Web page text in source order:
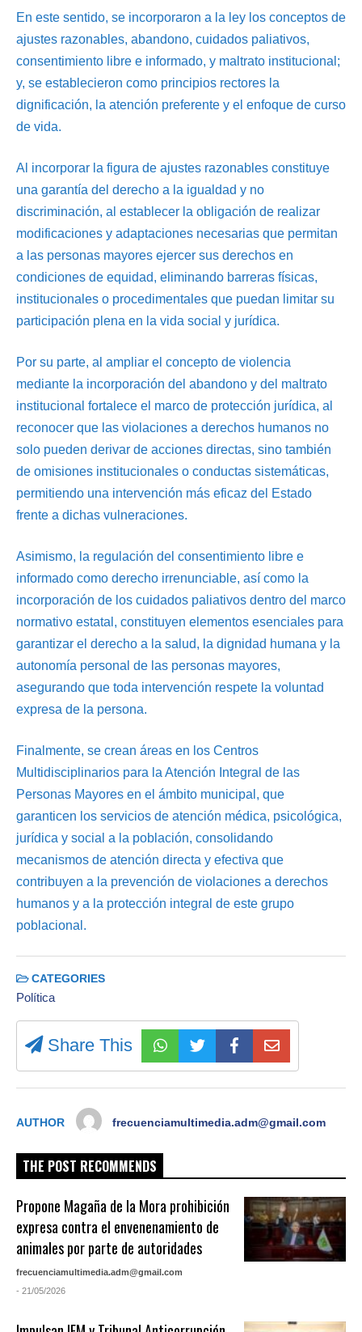
En este sentido, se incorporaron a la ley los conceptos de
ajustes razonables, abandono, cuidados paliativos,
consentimiento libre e informado, y maltrato institucional;
y, se establecieron como principios rectores la
dignificación, la atención preferente y el enfoque de curso
de vida.
Al incorporar la figura de ajustes razonables constituye
una garantía del derecho a la igualdad y no
discriminación, al establecer la obligación de realizar
modificaciones y adaptaciones necesarias que permitan
a las personas mayores ejercer sus derechos en
condiciones de equidad, eliminando barreras físicas,
institucionales o procedimentales que puedan limitar su
participación plena en la vida social y jurídica.
Por su parte, al ampliar el concepto de violencia
mediante la incorporación del abandono y del maltrato
institucional fortalece el marco de protección jurídica, al
reconocer que las violaciones a derechos humanos no
solo pueden derivar de acciones directas, sino también
de omisiones institucionales o conductas sistemáticas,
permitiendo una intervención más eficaz del Estado
frente a dichas vulneraciones.
Asimismo, la regulación del consentimiento libre e
informado como derecho irrenunciable, así como la
incorporación de los cuidados paliativos dentro del marco
normativo estatal, constituyen elementos esenciales para
garantizar el derecho a la salud, la dignidad humana y la
autonomía personal de las personas mayores,
asegurando que toda intervención respete la voluntad
expresa de la persona.
Finalmente, se crean áreas en los Centros
Multidisciplinarios para la Atención Integral de las
Personas Mayores en el ámbito municipal, que
garanticen los servicios de atención médica, psicológica,
jurídica y social a la población, consolidando
mecanismos de atención directa y efectiva que
contribuyen a la prevención de violaciones a derechos
humanos y a la protección integral de este grupo
poblacional.
CATEGORIES
Política
Share This
AUTHOR frecuenciamultimedia.adm@gmail.com
THE POST RECOMMENDS
Propone Magaña de la Mora prohibición
expresa contra el envenenamiento de
animales por parte de autoridades
frecuenciamultimedia.adm@gmail.com
- 21/05/2026